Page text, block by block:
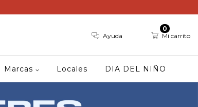
Ayuda Mi carrito
0
Marcas Locales DIA DEL NIÑO